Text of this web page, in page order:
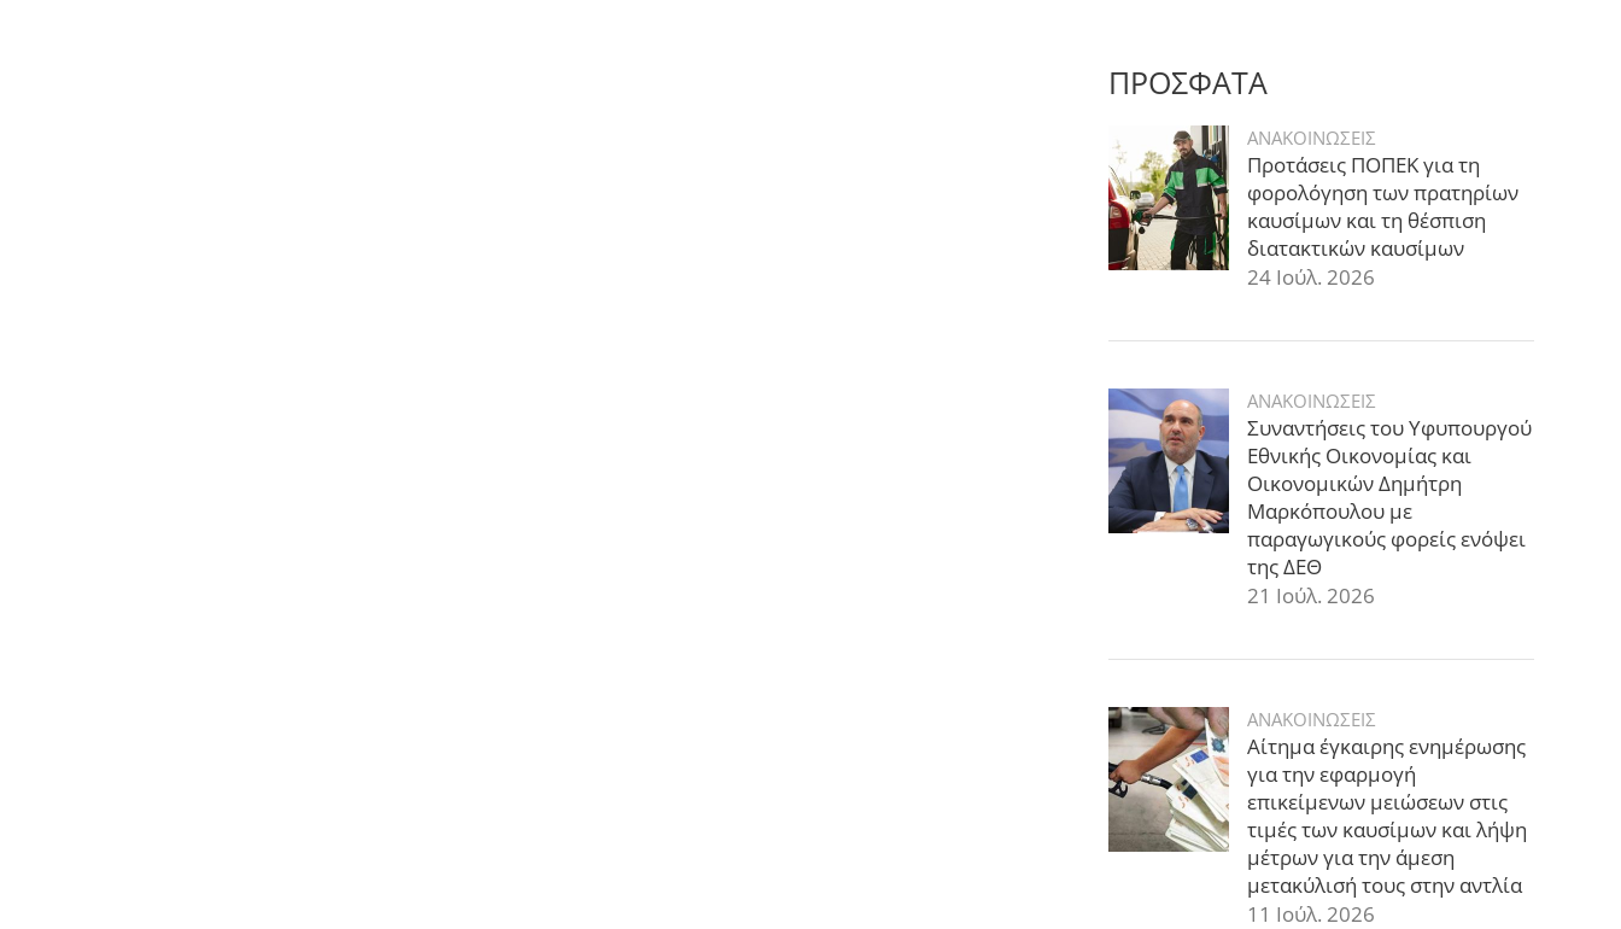
ΠΡΟΣΦΑΤΑ
ΑΝΑΚΟΙΝΩΣΕΙΣ
Προτάσεις ΠΟΠΕΚ για τη
φορολόγηση των πρατηρίων
καυσίμων και τη θέσπιση
διατακτικών καυσίμων
24 Ιούλ. 2026
ΑΝΑΚΟΙΝΩΣΕΙΣ
Συναντήσεις του Υφυπουργού
Εθνικής Οικονομίας και
Οικονομικών Δημήτρη
Μαρκόπουλου με
παραγωγικούς φορείς ενόψει
της ΔΕΘ
21 Ιούλ. 2026
ΑΝΑΚΟΙΝΩΣΕΙΣ
Αίτημα έγκαιρης ενημέρωσης
για την εφαρμογή
επικείμενων μειώσεων στις
τιμές των καυσίμων και λήψη
μέτρων για την άμεση
μετακύλισή τους στην αντλία
11 Ιούλ. 2026